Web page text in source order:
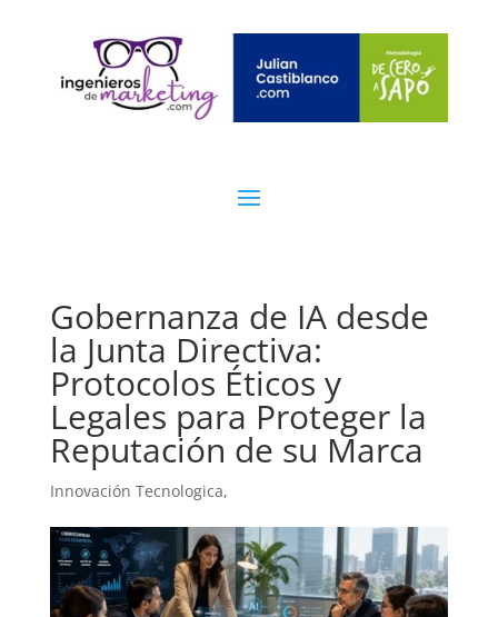
Gobernanza de IA desde
la Junta Directiva:
Protocolos Éticos y
Legales para Proteger la
Reputación de su Marca
Innovación Tecnologica,